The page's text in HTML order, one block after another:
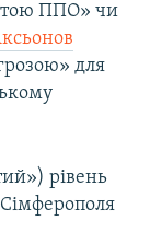
ППО» чи
для
рівень